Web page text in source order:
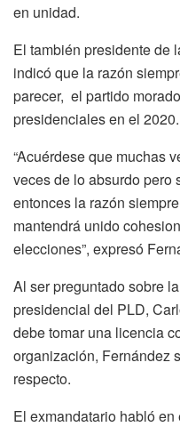
en unidad.
El también presidente de
indicó que la razón
parecer, el partido
presidenciales en el 2020.
“Acuérdese que muchas
veces de lo absurdo pero
entonces la razón
mantendrá unido
elecciones”, expresó
Al ser preguntado sobre
presidencial del PLD,
debe tomar una licencia
organización, Fernández
respecto.
El exmandatario habló